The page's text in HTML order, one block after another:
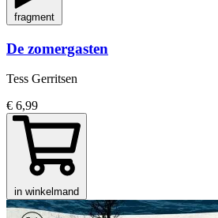
fragment
De zomergasten
Tess Gerritsen
€ 6,99
in winkelmand